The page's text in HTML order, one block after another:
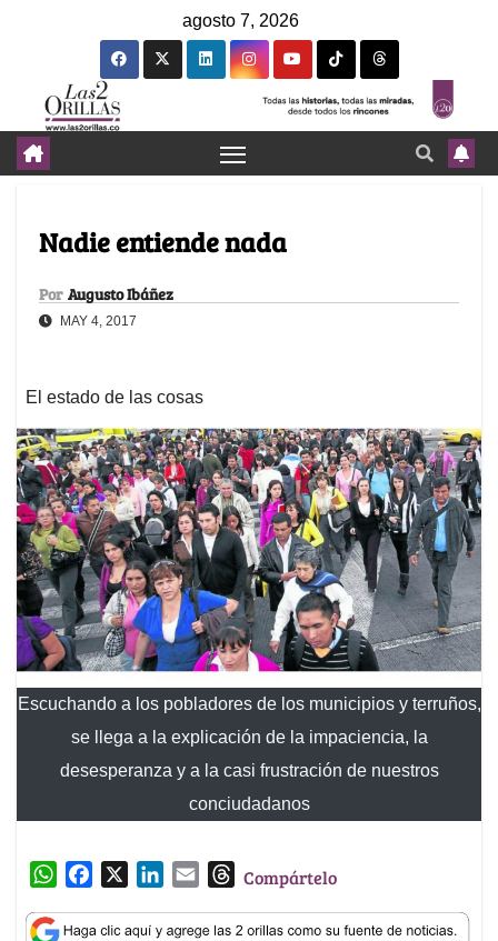
agosto 7, 2026
Nadie entiende nada
Por Augusto Ibáñez
MAY 4, 2017
El estado de las cosas
Escuchando a los pobladores de los municipios y terruños,
se llega a la explicación de la impaciencia, la
desesperanza y a la casi frustración de nuestros
conciudadanos
W
a
c
n
a
T
r
Compártelo